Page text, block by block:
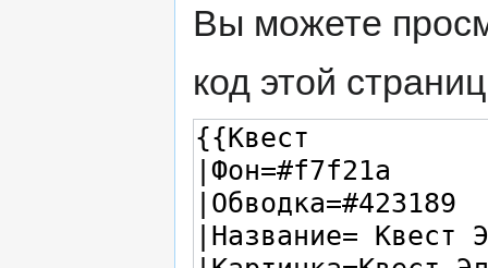
Вы можете
код этой